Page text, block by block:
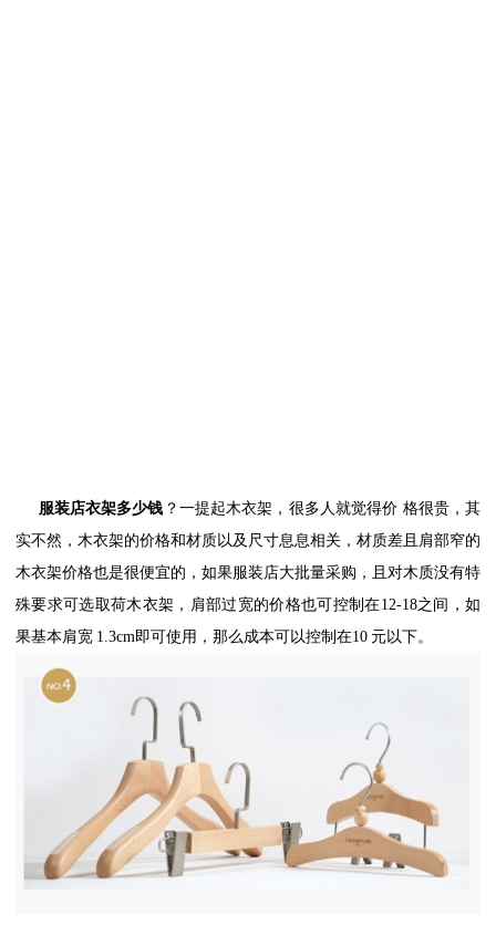
服装店衣架多少钱 ？一提起木衣架，很多人就觉得价 格很贵，其
实不然，木衣架的价格和材质以及尺寸息息相关，材质差且肩部窄的
木衣架价格也是很便宜的，如果服装店大批量采购，且对木质没有特
殊要求可选取荷木衣架，肩部过宽的价格也可控制在12-18之间，如
果基本肩宽 1.3cm 即可使用，那么成本可以控制在10 元以下。